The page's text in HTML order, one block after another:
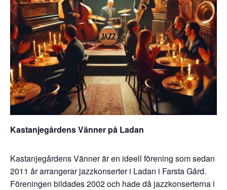
Kastanjegårdens Vänner på Ladan
Kastanjegårdens Vänner är en ideell förening som sedan
2011 år arrangerar jazzkonserter i Ladan i Farsta Gård.
Föreningen bildades 2002 och hade då jazzkonserterna i